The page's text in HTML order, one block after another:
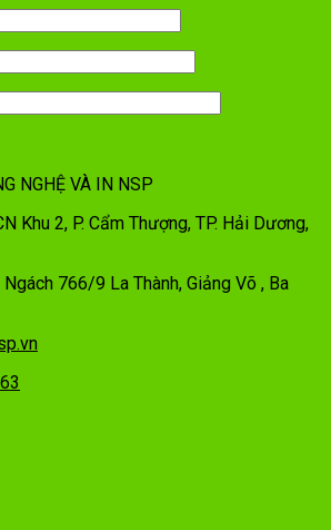
NGHỆ VÀ IN NSP
Khu 2, P. Cẩm Thượng, TP. Hải Dương,
Ngách 766/9 La Thành, Giảng Võ , Ba